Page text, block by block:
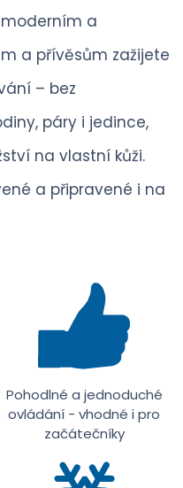
a
a přívěsům zažijete
– bez
páry i jedince,
na vlastní kůži.
a připravené i na
Pohodlné a jednoduché
ovládání - vhodné i pro
začátečníky